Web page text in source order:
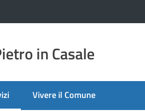
in Casale
selezionatoVivere il Comune